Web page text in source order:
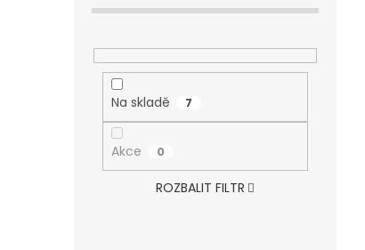
Na skladě 7
Akce 0
ROZBALIT FILTR